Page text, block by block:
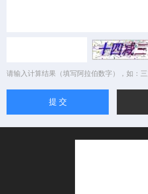
请输入计算结果（填写阿拉伯数字），如：